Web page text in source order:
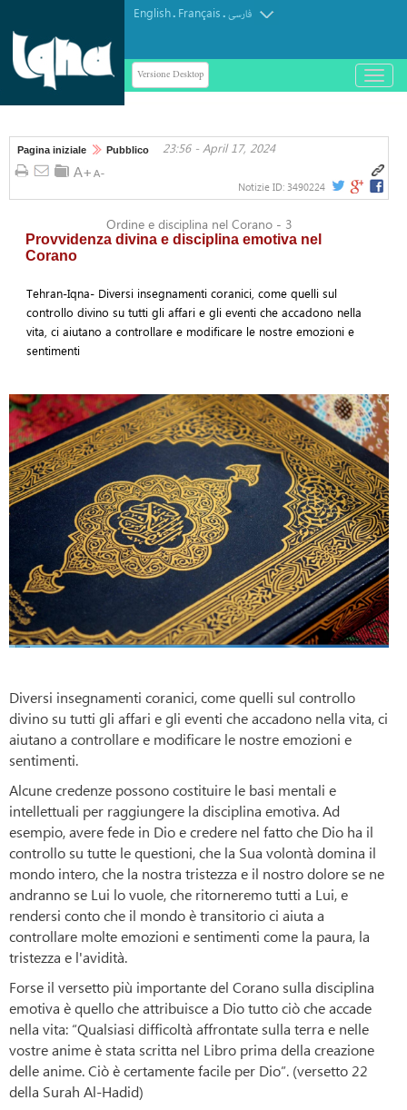
English. Français.فارسی
Versione Desktop
باز
و
کردن
Pagina iniziale Pubblico 23:56 - April 17, 2024
Notizie ID: 3490224
Ordine e disciplina nel Corano - 3
Provvidenza divina e disciplina emotiva nel
Corano
Tehran-Iqna- Diversi insegnamenti coranici, come quelli sul
controllo divino su tutti gli affari e gli eventi che accadono nella
vita, ci aiutano a controllare e modificare le nostre emozioni e
sentimenti
Diversi insegnamenti coranici, come quelli sul controllo
divino su tutti gli affari e gli eventi che accadono nella vita, ci
aiutano a controllare e modificare le nostre emozioni e
sentimenti.
Alcune credenze possono costituire le basi mentali e
intellettuali per raggiungere la disciplina emotiva. Ad
esempio, avere fede in Dio e credere nel fatto che Dio ha il
controllo su tutte le questioni, che la Sua volontà domina il
mondo intero, che la nostra tristezza e il nostro dolore se ne
andranno se Lui lo vuole, che ritorneremo tutti a Lui, e
rendersi conto che il mondo è transitorio ci aiuta a
controllare molte emozioni e sentimenti come la paura, la
tristezza e l'avidità.
Forse il versetto più importante del Corano sulla disciplina
emotiva è quello che attribuisce a Dio tutto ciò che accade
nella vita: “Qualsiasi difficoltà affrontate sulla terra e nelle
vostre anime è stata scritta nel Libro prima della creazione
delle anime. Ciò è certamente facile per Dio”. (versetto 22
della Surah Al-Hadid)